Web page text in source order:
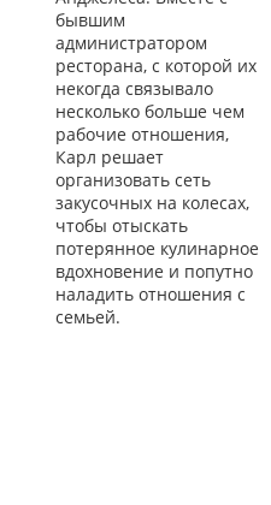
бывшим
администратором
ресторана, с которой их
некогда связывало
несколько больше чем
рабочие отношения,
Карл решает
организовать сеть
закусочных на колесах,
чтобы отыскать
потерянное кулинарное
вдохновение и попутно
наладить отношения с
семьей.